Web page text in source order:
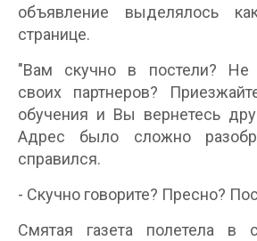
объявление выделялось
странице.
"Вам скучно в постели? Не
своих партнеров?
обучения и Вы вернетесь
Адрес было сложно
справился.
- Скучно говорите? Пресно?
Смятая газета полетела в